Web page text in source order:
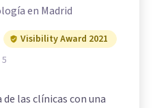
en Madrid
Visibility Award 2021
5
de las clínicas con una